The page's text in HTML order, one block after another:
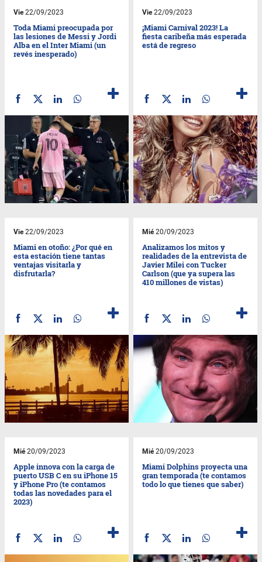
Vie22/09/2023
Toda Miami preocupada por
las lesiones de Messi y Jordi
Alba en el Inter Miami (un
revés inesperado)
Vie22/09/2023
¡Miami Carnival 2023! La
fiesta caribeña más esperada
está de regreso
Vie22/09/2023
Miami en otoño: ¿Por qué en
esta estación tiene tantas
ventajas visitarla y
disfrutarla?
Mié20/09/2023
Analizamos los mitos y
realidades de la entrevista de
Javier Milei con Tucker
Carlson (que ya supera las
410 millones de vistas)
Mié20/09/2023
Apple innova con la carga de
puerto USB C en su iPhone 15
y iPhone Pro (te contamos
todas las novedades para el
2023)
Mié20/09/2023
Miami Dolphins proyecta una
gran temporada (te contamos
todo lo que tienes que saber)